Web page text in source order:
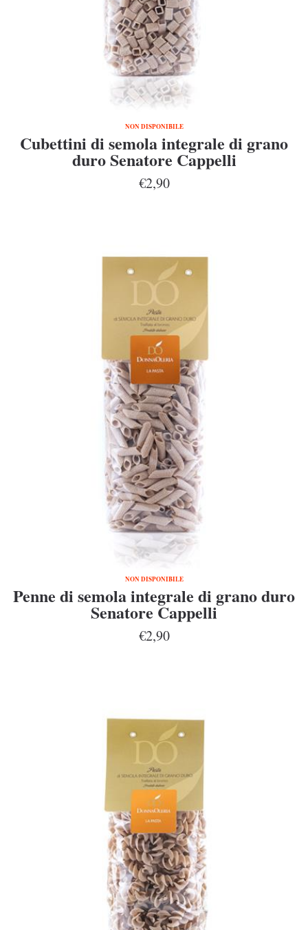
NON DISPONIBILE
Cubettini di semola integrale di grano
duro Senatore Cappelli
€2,90
NON DISPONIBILE
Penne di semola integrale di grano duro
Senatore Cappelli
€2,90